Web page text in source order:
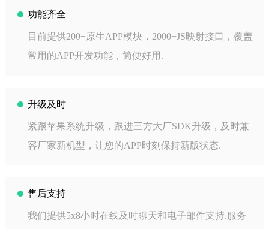
功能齐全
目前提供200+原生APP模块，2000+JS映射接口，覆盖
常用的APP开发功能，简便好用.
升级及时
紧跟苹果系统升级，跟进三方大厂SDK升级，及时兼
容厂家新机型，让您的APP时刻保持新版状态.
售后支持
我们提供5x8小时在线及时聊天和电子邮件支持.服务